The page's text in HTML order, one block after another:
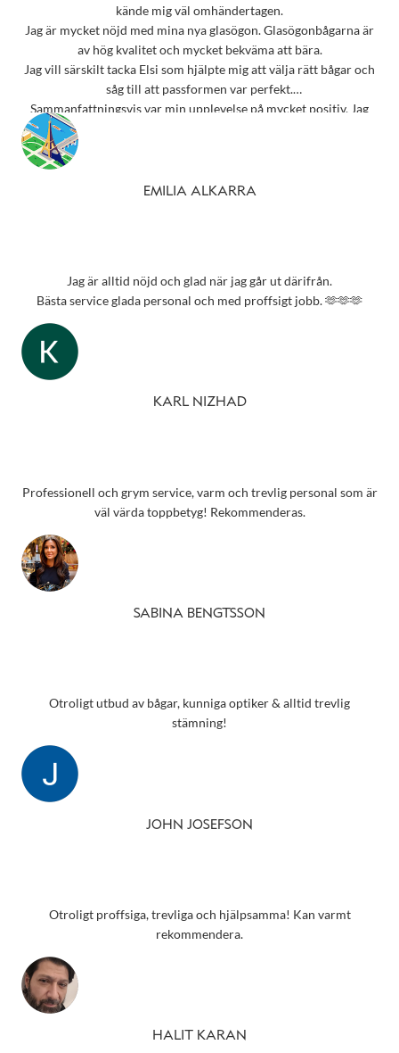
kände mig väl omhändertagen.
Jag är mycket nöjd med mina nya glasögon. Glasögonbågarna är
av hög kvalitet och mycket bekväma att bära.
Jag vill särskilt tacka Elsi som hjälpte mig att välja rätt bågar och
såg till att passformen var perfekt.
Sammanfattningsvis var min upplevelse på mycket positiv. Jag
rekommenderar starkt detta ställe till alla som behöver
EMILIA ALKARRA
Jag är alltid nöjd och glad när jag går ut därifrån.
Bästa service glada personal och med proffsigt jobb. 🫶🫶🫶
KARL NIZHAD
Professionell och grym service, varm och trevlig personal som är
väl värda toppbetyg! Rekommenderas.
SABINA BENGTSSON
Otroligt utbud av bågar, kunniga optiker & alltid trevlig
stämning!
JOHN JOSEFSON
Otroligt proffsiga, trevliga och hjälpsamma! Kan varmt
rekommendera.
HALIT KARAN